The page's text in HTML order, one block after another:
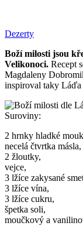
Dezerty
Boží milosti jsou
Velikonoci. Recept
Magdaleny
inspiroval taky Láďa
Suroviny:
2 hrnky hladké
necelá čtvrtka másla,
2 žloutky,
vejce,
3 lžíce zakysané
3 lžíce vína,
3 lžíce cukru,
špetka soli,
moučkový a